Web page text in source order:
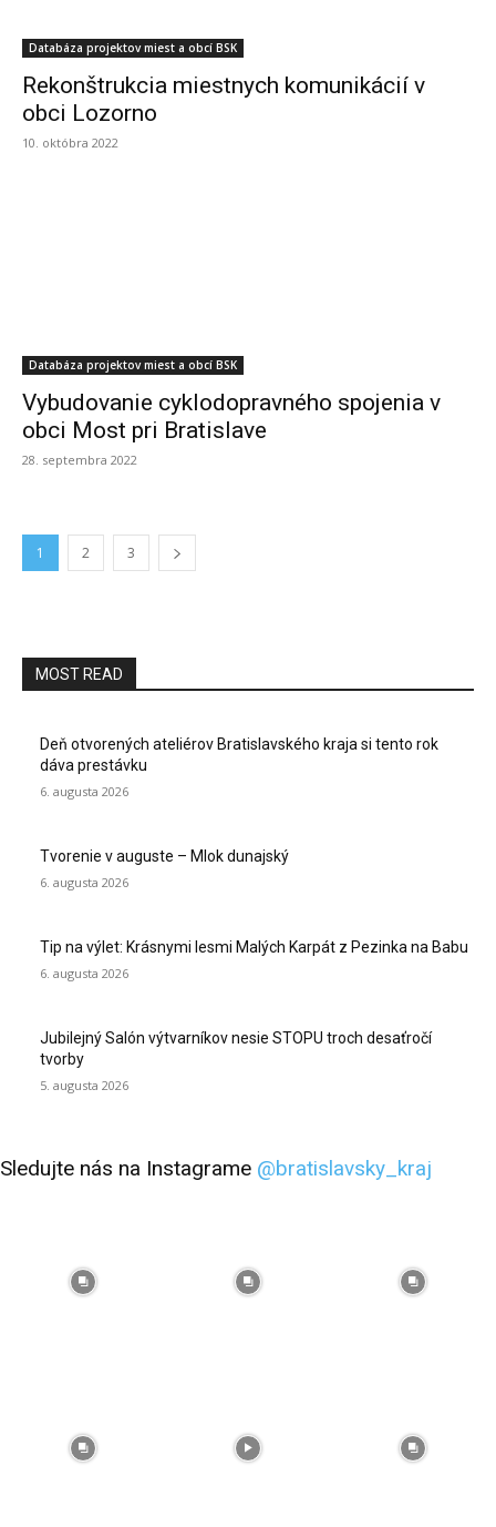
Databáza projektov miest a obcí BSK
Rekonštrukcia miestnych komunikácií v
obci Lozorno
10. októbra 2022
Databáza projektov miest a obcí BSK
Vybudovanie cyklodopravného spojenia v
obci Most pri Bratislave
28. septembra 2022
1 2 3
MOST READ
Deň otvorených ateliérov Bratislavského kraja si tento rok
dáva prestávku
6. augusta 2026
Tvorenie v auguste – Mlok dunajský
6. augusta 2026
Tip na výlet: Krásnymi lesmi Malých Karpát z Pezinka na Babu
6. augusta 2026
Jubilejný Salón výtvarníkov nesie STOPU troch desaťročí
tvorby
5. augusta 2026
Sledujte nás na Instagrame @bratislavsky_kraj